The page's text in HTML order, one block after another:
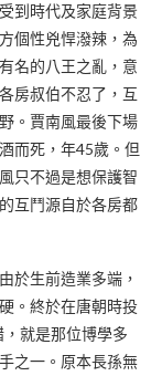
到時代及家庭背景
個性兇悍潑辣，為
名的八王之亂，意
房叔伯不忍了，互
。賈南風最後下場
而死，年45歲。但
只不過是想保護智
互鬥源自於各房都
於生前造業多端，
。終於在唐朝時投
就是那位博學多
之一。原本長孫無